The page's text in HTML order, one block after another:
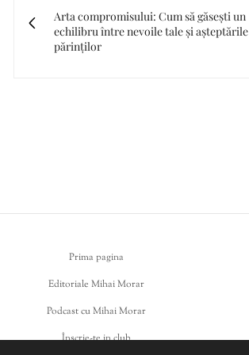
Arta compromisului: Cum să găsești un
echilibru între nevoile tale și așteptările
părinților
Prima pagina
Editoriale Mihai Morar
Podcast cu Mihai Morar
Înscrie-te in club